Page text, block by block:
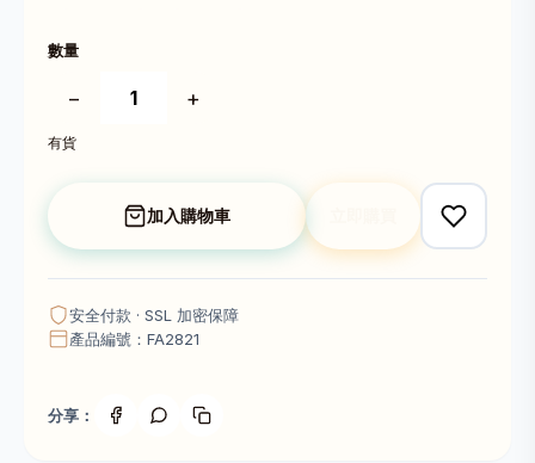
數量
− +
有貨
加入購物車
安全付款 · SSL 加密保障
產品編號：FA2821
分享：